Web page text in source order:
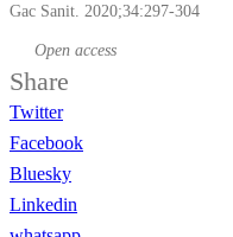
Gac Sanit. 2020;34:297-304
Open access
Share
Twitter
Facebook
Bluesky
Linkedin